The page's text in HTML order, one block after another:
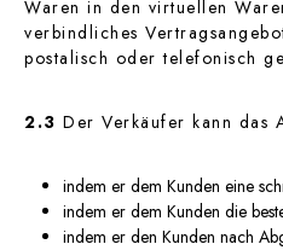
Waren in den virtuellen
verbindliches
postalisch oder telefonisch
2.3 Der Verkäufer kann das
indem er dem Kunden eine
indem er dem Kunden die
indem er den Kunden nach